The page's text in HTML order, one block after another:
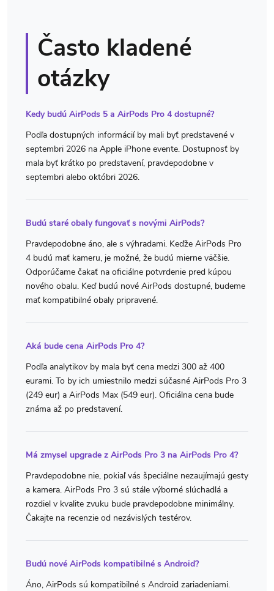
Často kladené
otázky
Kedy budú AirPods 5 a AirPods Pro 4 dostupné?
Podľa dostupných informácií by mali byť predstavené v
septembri 2026 na Apple iPhone evente. Dostupnosť by
mala byť krátko po predstavení, pravdepodobne v
septembri alebo októbri 2026.
Budú staré obaly fungovať s novými AirPods?
Pravdepodobne áno, ale s výhradami. Keďže AirPods Pro
4 budú mať kameru, je možné, že budú mierne väčšie.
Odporúčame čakať na oficiálne potvrdenie pred kúpou
nového obalu. Keď budú nové AirPods dostupné, budeme
mať kompatibilné obaly pripravené.
Aká bude cena AirPods Pro 4?
Podľa analytikov by mala byť cena medzi 300 až 400
eurami. To by ich umiestnilo medzi súčasné AirPods Pro 3
(249 eur) a AirPods Max (549 eur). Oficiálna cena bude
známa až po predstavení.
Má zmysel upgrade z AirPods Pro 3 na AirPods Pro 4?
Pravdepodobne nie, pokiaľ vás špeciálne nezaujímajú gesty
a kamera. AirPods Pro 3 sú stále výborné slúchadlá a
rozdiel v kvalite zvuku bude pravdepodobne minimálny.
Čakajte na recenzie od nezávislých testérov.
Budú nové AirPods kompatibilné s Android?
Áno, AirPods sú kompatibilné s Android zariadeniami.